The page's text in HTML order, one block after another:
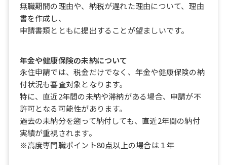
無職期間の理由や、納税が遅れた理由について、理由
書を作成し、
申請書類とともに提出することが望ましいです。
年金や健康保険の未納について
永住申請では、税金だけでなく、年金や健康保険の納
付状況も審査対象となります。
特に、直近2年間の未納や滞納がある場合、申請が不
許可となる可能性があります。
過去の未納分を遡って納付しても、直近2年間の納付
実績が重視されます。
※高度専門職ポイント80点以上の場合は１年